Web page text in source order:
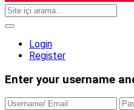
Login
Register
Enter your username